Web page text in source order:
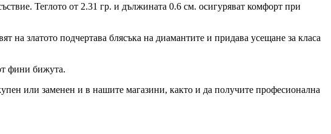
Теглото от 2.31 гр. и дължината 0.6 см. осигуряват комфорт при
златото подчертава блясъка на диамантите и придава усещане за класа
фини бижута.
или заменен и в нашите магазини, както и да получите професионална